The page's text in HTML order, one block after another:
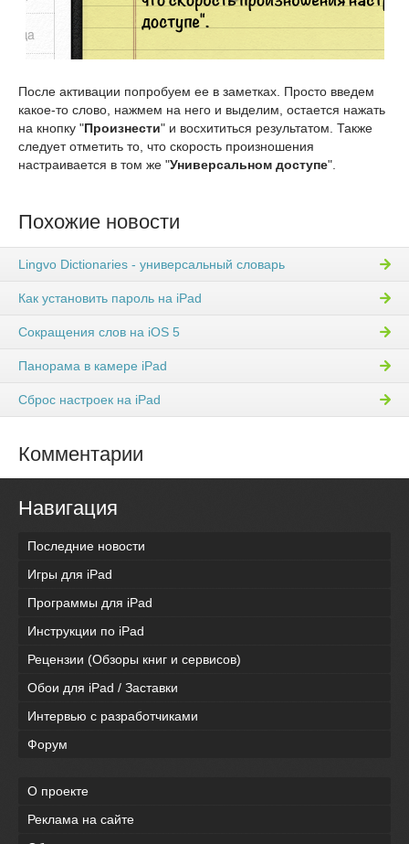
После активации попробуем ее в заметках. Просто введем
какое-то слово, нажмем на него и выделим, остается нажать
на кнопку "Произнести" и восхититься результатом. Также
следует отметить то, что скорость произношения
настраивается в том же "Универсальном доступе".
Похожие новости
Lingvo Dictionaries - универсальный словарь
Как установить пароль на iPad
Сокращения слов на iOS 5
Панорама в камере iPad
Сброс настроек на iPad
Комментарии
Навигация
Последние новости
Игры для iPad
Программы для iPad
Инструкции по iPad
Рецензии (Обзоры книг и сервисов)
Обои для iPad / Заставки
Интервью с разработчиками
Форум
О проекте
Реклама на сайте